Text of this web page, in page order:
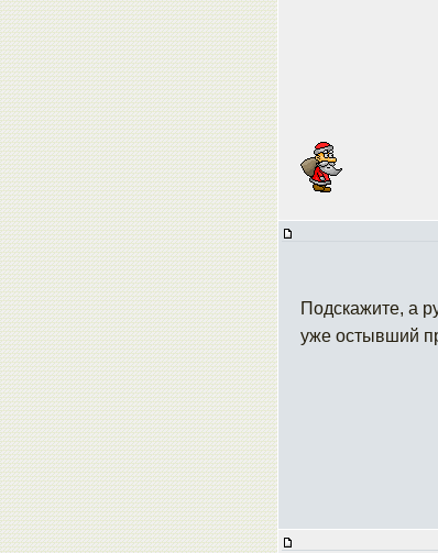
Подскажите, а
уже остывший